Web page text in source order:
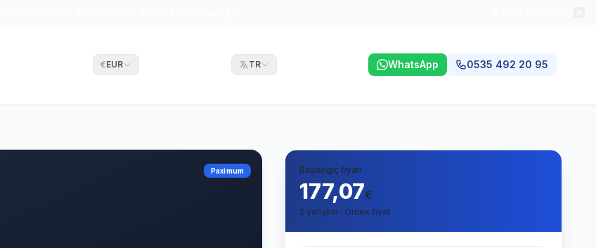
€EUR TR WhatsApp 0535 492 20 95
Paximum Başlangıç fiyatı
177,07€
2 yetişkin · Örnek fiyat